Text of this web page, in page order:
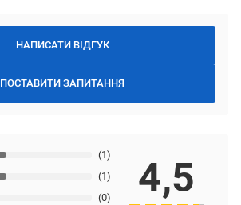
НАПИСАТИ ВІДГУК
ПОСТАВИТИ ЗАПИТАННЯ
(0)
(1)
(1)
4,5